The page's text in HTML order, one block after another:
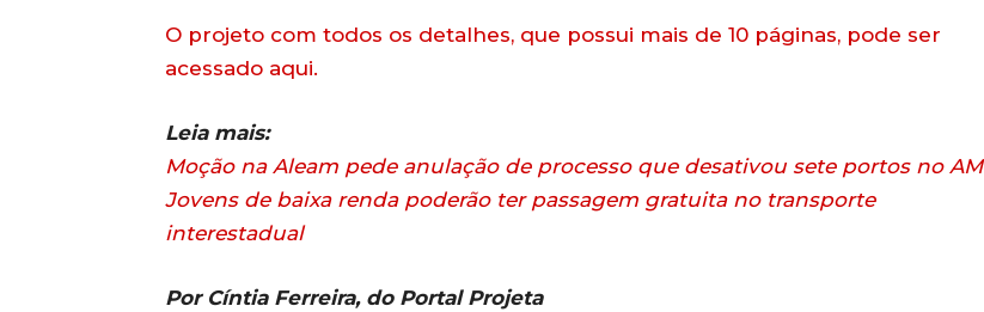
O projeto com todos os detalhes, que possui mais de 10 páginas, pode ser
acessado aqui.
Leia mais:
Moção na Aleam pede anulação de processo que desativou sete portos no AM
Jovens de baixa renda poderão ter passagem gratuita no transporte
interestadual
Por Cíntia Ferreira, do Portal Projeta